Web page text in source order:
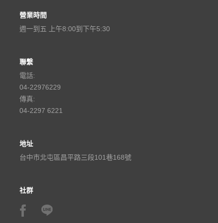
營業時間
週一到五 上午8:00到下午5:30
社群
聯繫
電話:
04-22976229
傳真:
04-2297 6221
地址
台中市北屯區昌平路三段101巷168號